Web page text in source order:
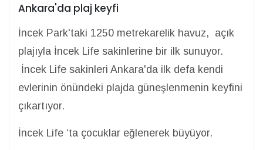
Ankara'da plaj keyfi
İncek Park'taki 1250 metrekarelik havuz, açık
plajıyla İncek Life sakinlerine bir ilk sunuyor.
İncek Life sakinleri Ankara'da ilk defa kendi
evlerinin önündeki plajda güneşlenmenin keyfini
çıkartıyor.
İncek Life ‘ta çocuklar eğlenerek büyüyor.